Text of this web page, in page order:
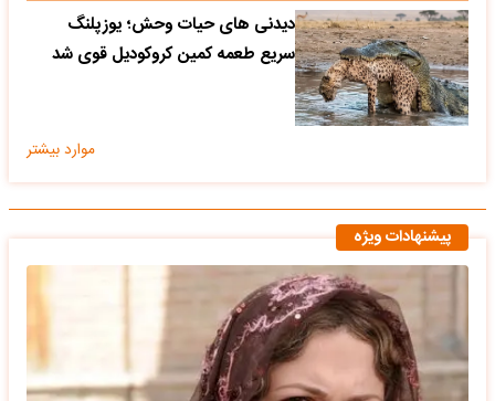
دیدنی های حیات وحش؛ یوزپلنگ
سریع طعمه کمین کروکودیل قوی شد
موارد بیشتر
پیشنهادات ویژه